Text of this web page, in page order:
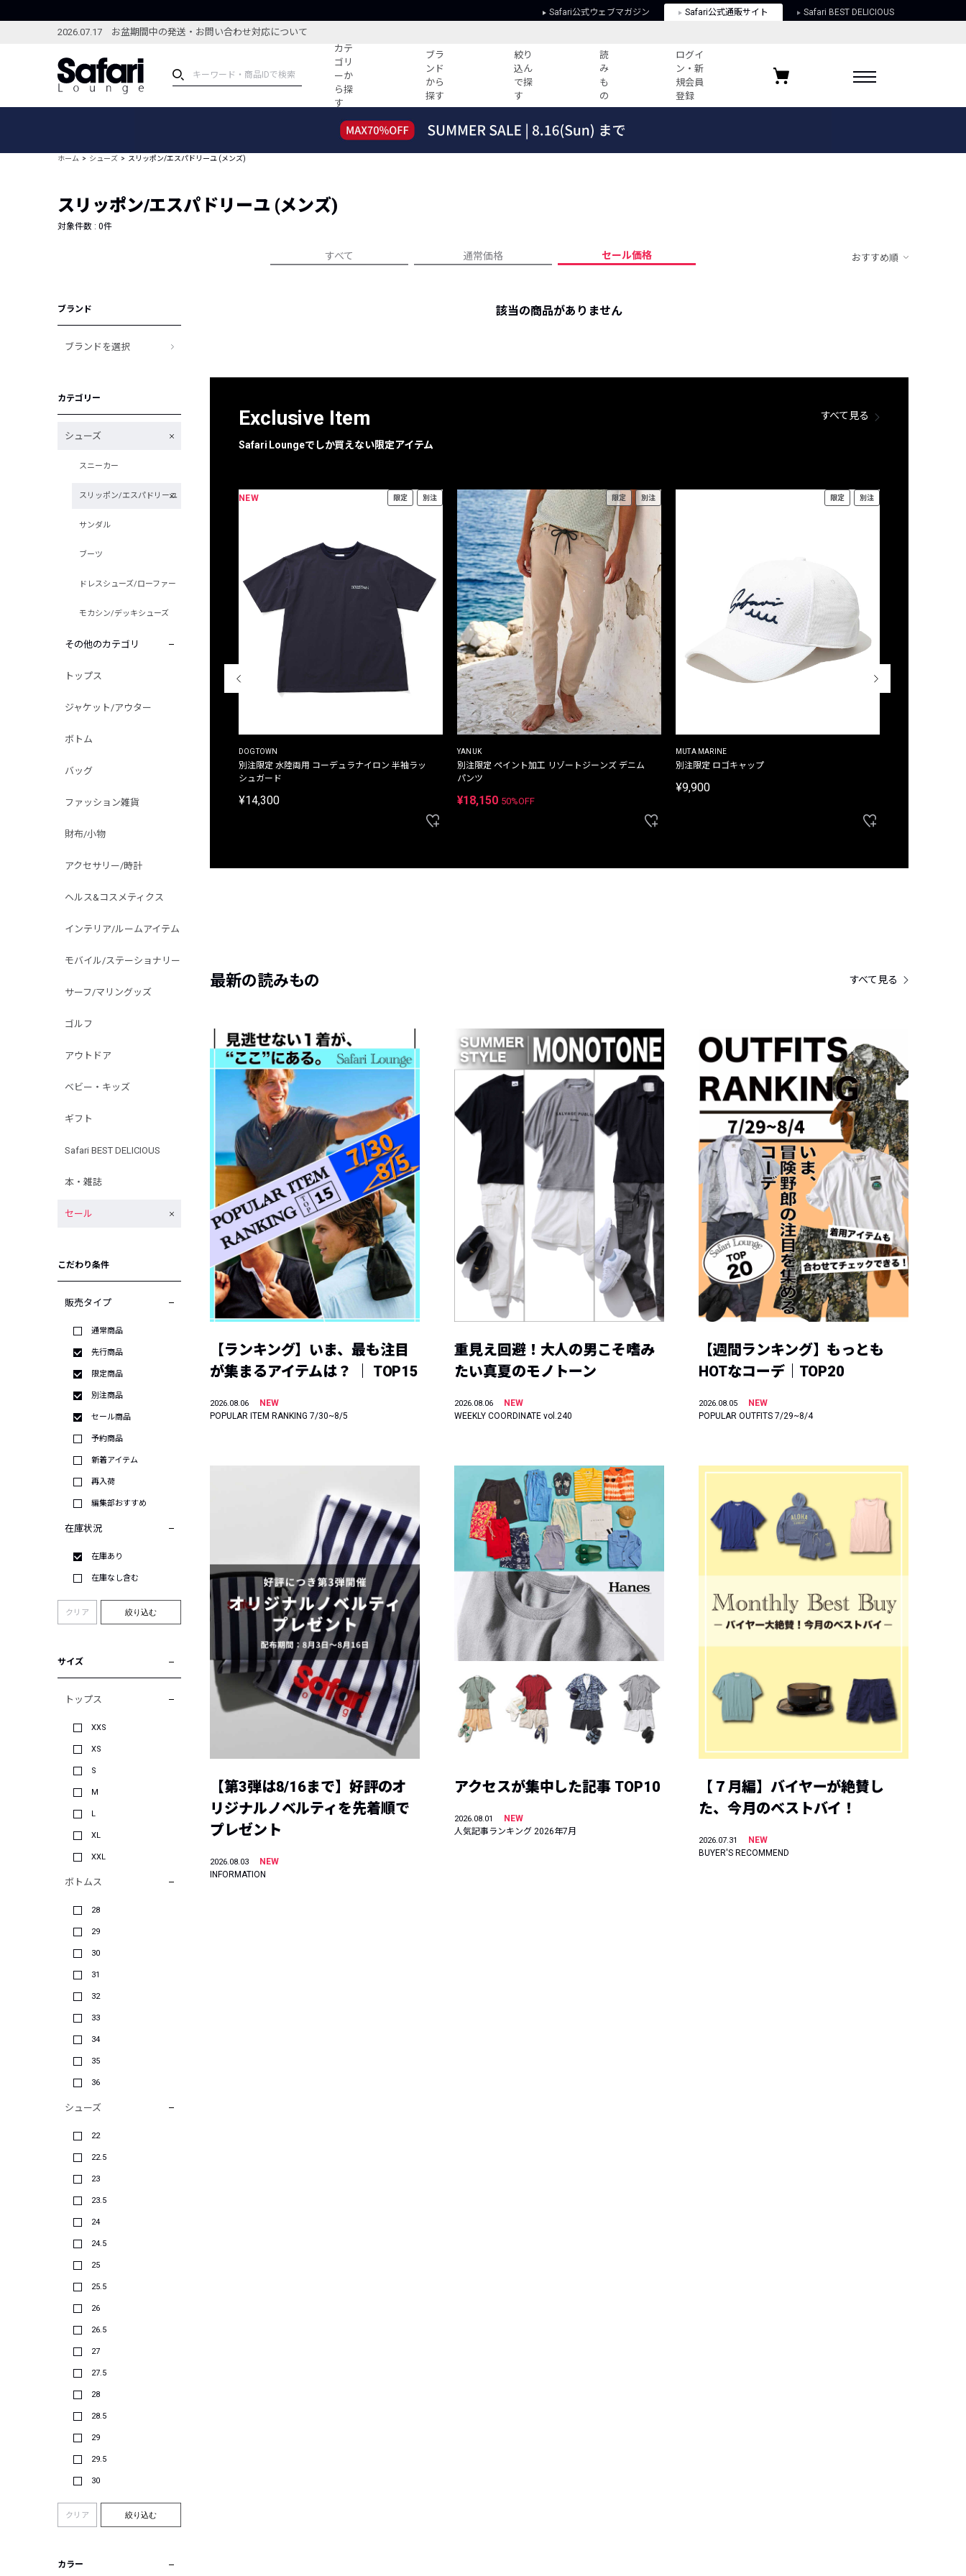
Safari公式ウェブマガジン Safari公式通販サイト Safari BEST DELICIOUS
2026.07.17 お盆期間中の発送・お問い合わせ対応について
カテ
ゴリ
ーか
ら探
す
ブラ
ンド
から
探す
絞り
込ん
で探
す
読
み
も
の
ログイ
ン・新
規会員
登録
ブランドから探す
新着アイテム
編集部のおすすめアイテム
特集記事
コーディネート
すべての記事
人気記事ランキング
フォーカスブランド
プライバシーポリシー
お気に入りブランド
ホーム シューズ スリッポン/エスパドリーユ (メンズ)
スリッポン/エスパドリーユ (メンズ)
対象件数 : 0件
すべて 通常価格 セール価格 おすすめ順
ブランド
ブランドを選択
カテゴリー
シューズ
スニーカー
スリッポン/エスパドリーユ
サンダル
ブーツ
ドレスシューズ/ローファー
モカシン/デッキシューズ
その他のカテゴリ
トップス
ジャケット/アウター
ボトム
バッグ
ファッション雑貨
財布/小物
アクセサリー/時計
ヘルス&コスメティクス
インテリア/ルームアイテム
モバイル/ステーショナリー
サーフ/マリングッズ
ゴルフ
アウトドア
ベビー・キッズ
ギフト
Safari BEST DELICIOUS
本・雑誌
セール
こだわり条件
販売タイプ
通常商品
先行商品
限定商品
別注商品
セール商品
予約商品
新着アイテム
再入荷
編集部おすすめ
在庫状況
在庫あり
在庫なし含む
クリア 絞り込む
サイズ
トップス
XXS
XS
S
M
L
XL
XXL
ボトムス
28
29
30
31
32
33
34
35
36
シューズ
22
22.5
23
23.5
24
24.5
25
25.5
26
26.5
27
27.5
28
28.5
29
29.5
30
クリア 絞り込む
カラー
該当の商品がありません
Exclusive Item
Safari Loungeでしか買えない限定アイテム
すべて見る
限定
別注限定 ピグメントダイ バックプリント サーフ
プリントTシャツ
NEW 限定 別注
DOGTOWN
別注限定 水陸両用 コーデュラナイロン 半袖ラッ
シュガード
¥14,300
限定 別注
YANUK
別注限定 ペイント加工 リゾートジーンズ デニム
パンツ
¥18,150 50%OFF
限定 別注
MUTA MARINE
別注限定 ロゴキャップ
¥9,900
最新の読みもの すべて見る
【ランキング】いま、最も注目
が集まるアイテムは？ ｜ TOP15
2026.08.06
NEW
POPULAR ITEM RANKING 7/30~8/5
重見え回避！大人の男こそ嗜み
たい真夏のモノトーン
2026.08.06
NEW
WEEKLY COORDINATE vol.240
【週間ランキング】もっとも
HOTなコーデ｜TOP20
2026.08.05
NEW
POPULAR OUTFITS 7/29~8/4
【第3弾は8/16まで】好評のオ
リジナルノベルティを先着順で
プレゼント
2026.08.03
NEW
INFORMATION
アクセスが集中した記事 TOP10
2026.08.01
NEW
人気記事ランキング 2026年7月
【７月編】バイヤーが絶賛し
た、今月のベストバイ！
2026.07.31
NEW
BUYER'S RECOMMEND